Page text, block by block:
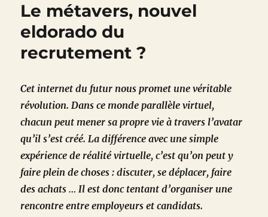
Le métavers, nouvel
eldorado du
recrutement ?
Cet internet du futur nous promet une véritable
révolution. Dans ce monde parallèle virtuel,
chacun peut mener sa propre vie à travers l’avatar
qu’il s’est créé. La différence avec une simple
expérience de réalité virtuelle, c’est qu’on peut y
faire plein de choses : discuter, se déplacer, faire
des achats … Il est donc tentant d’organiser une
rencontre entre employeurs et candidats.